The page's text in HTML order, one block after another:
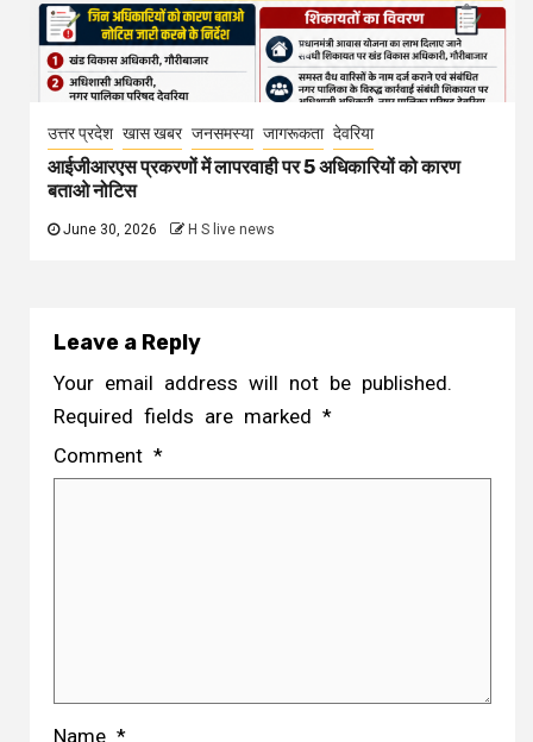
उत्तर प्रदेश खास खबर जनसमस्या जागरूकता देवरिया
आईजीआरएस प्रकरणों में लापरवाही पर 5 अधिकारियों को कारण
बताओ नोटिस
June 30, 2026 H S live news
Leave a Reply
Your email address will not be published.
Required fields are marked *
Comment *
Name *